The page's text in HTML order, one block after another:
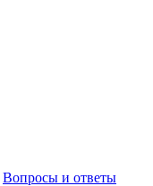
Вопросы и ответы